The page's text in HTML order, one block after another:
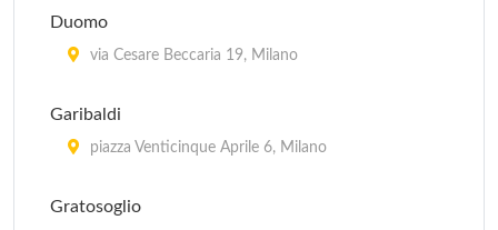
Ospedale Dei Bambini Vittore Buzzi
Duomo
via Cesare Beccaria 19, Milano
Garibaldi
piazza Venticinque Aprile 6, Milano
Gratosoglio